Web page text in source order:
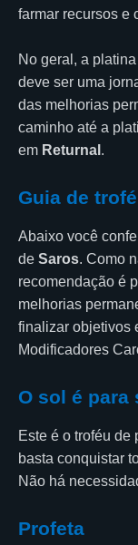
farmar recursos e
No geral, a
deve ser uma
das melhorias
caminho até a
em Returnal .
Guia de
Abaixo você
de Saros. Como
recomendação é
melhorias
finalizar objetivos
Modificadores
O sol é para
Este é o troféu de
basta conquistar
Não há
Profeta